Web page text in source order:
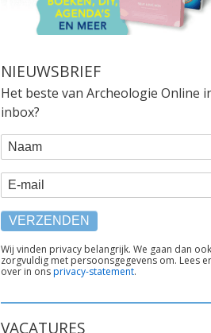
NIEUWSBRIEF
Het beste van Archeologie Online
inbox?
WEBFORM
Naam
E-mail
TEKST
ONDER
FORMULIER
Wij vinden privacy belangrijk. We gaan dan ook
zorgvuldig met persoonsgegevens om. Lees
over in onsprivacy-statement.
VACATURES